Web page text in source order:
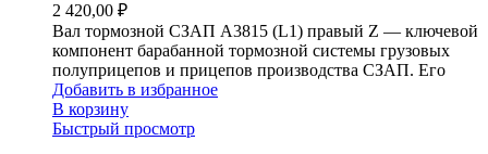
2 420,00 ₽
Вал тормозной СЗАП A3815 (L1) правый Z — ключевой
компонент барабанной тормозной системы грузовых
полуприцепов и прицепов производства СЗАП. Его
Добавить в избранное
В корзину
Быстрый просмотр